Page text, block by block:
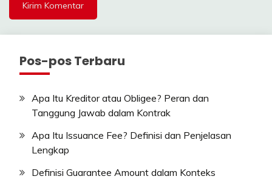
Pos-pos Terbaru
Apa Itu Kreditor atau Obligee? Peran dan
Tanggung Jawab dalam Kontrak
Apa Itu Issuance Fee? Definisi dan Penjelasan
Lengkap
Definisi Guarantee Amount dalam Konteks